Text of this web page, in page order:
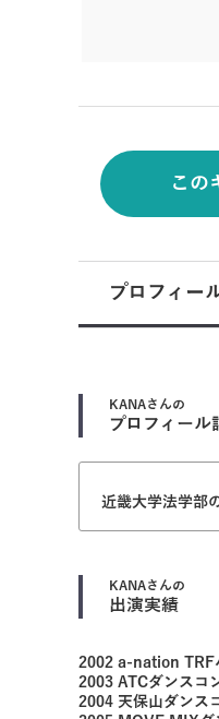
この
プロフィー
KANAさんの
プロフィール
近畿大学法学部
KANAさんの
出演実績
2002 a-nation TRF
2003 ATCダンスコ
2004 天保山ダンス